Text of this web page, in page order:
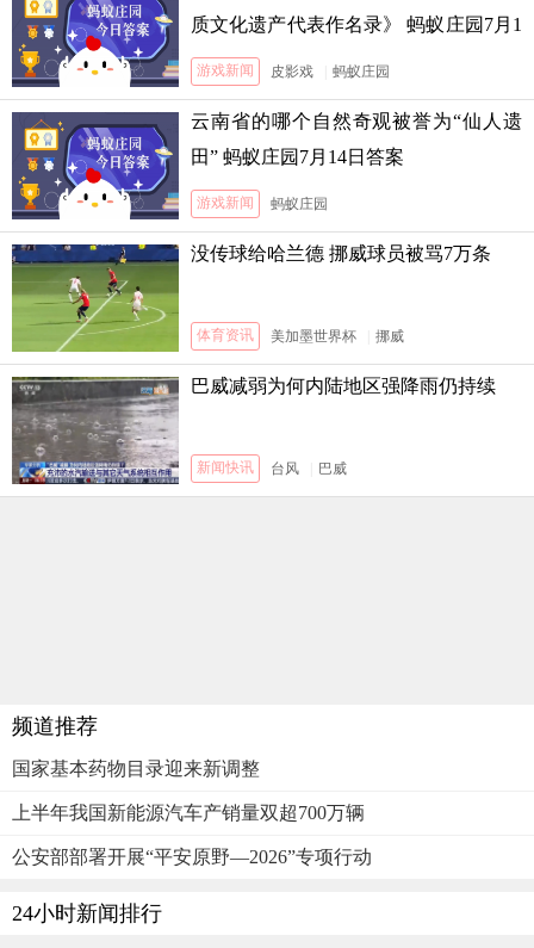
质文化遗产代表作名录》 蚂蚁庄园7月1
3日答案
游戏新闻 皮影戏 蚂蚁庄园
云南省的哪个自然奇观被誉为“仙人遗
田” 蚂蚁庄园7月14日答案
游戏新闻 蚂蚁庄园
没传球给哈兰德 挪威球员被骂7万条
体育资讯 美加墨世界杯 挪威
巴威减弱为何内陆地区强降雨仍持续
新闻快讯 台风 巴威
频道推荐
国家基本药物目录迎来新调整
上半年我国新能源汽车产销量双超700万辆
公安部部署开展“平安原野—2026”专项行动
24小时新闻排行